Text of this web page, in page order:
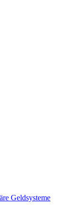
Geldsysteme